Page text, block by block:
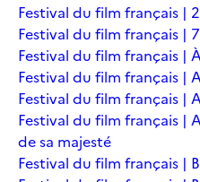
Festival du film français |
Festival du film français |
Festival du film français |
Festival du film français |
Festival du film français |
Festival du film français |
de sa majesté
Festival du film français |